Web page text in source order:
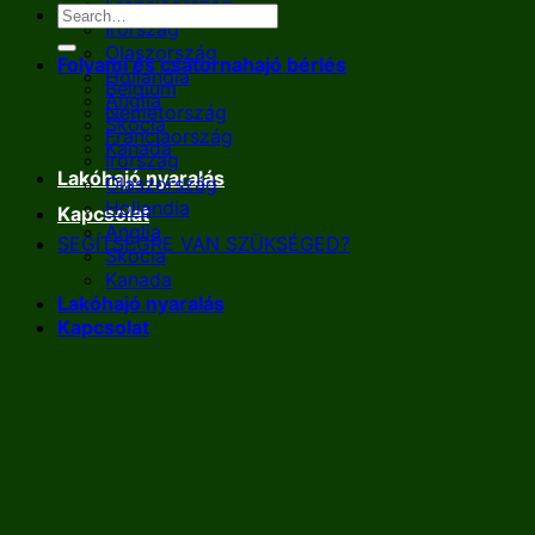
Franciaország
Írország
Olaszország
Hollandia
Anglia
Skócia
Kanada
Lakóhajó nyaralás
Kapcsolat
SEGÍTSÉGRE VAN SZÜKSÉGED?
Folyami és csatornahajó bérlés
Belgium
Németország
Franciaország
Írország
Olaszország
Hollandia
Anglia
Skócia
Kanada
Lakóhajó nyaralás
Kapcsolat